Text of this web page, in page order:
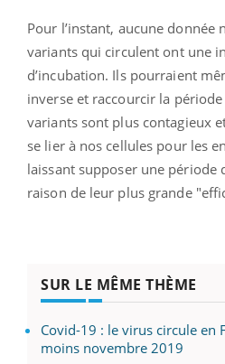
Pour l’instant, aucune donnée
variants qui circulent ont une
d’incubation. Ils pourraient
inverse et raccourcir la période
variants sont plus contagieux
se lier à nos cellules pour les
laissant supposer une période
raison de leur plus grande
SUR LE MÊME THÈME
Covid-19 : le virus circule en
moins novembre 2019